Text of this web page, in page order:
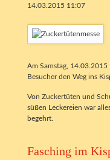
14.03.2015 11:07
Am Samstag,
Besucher den Weg ins
Von Zuckertüten und
süßen Leckereien war
begehrt.
Fasching im